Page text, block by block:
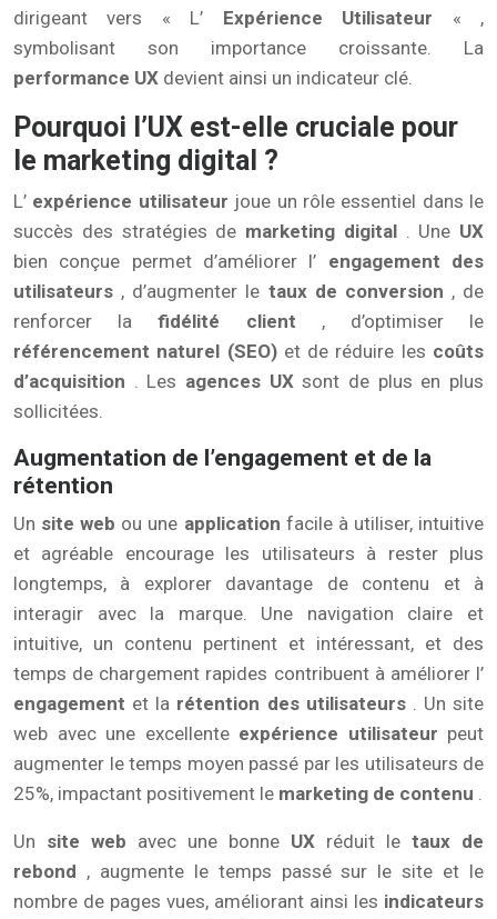
dirigeant vers « L’ Expérience Utilisateur « ,
symbolisant son importance croissante. La
performance UX devient ainsi un indicateur clé.
Pourquoi l’UX est-elle cruciale pour
le marketing digital ?
L’ expérience utilisateur joue un rôle essentiel dans le
succès des stratégies de marketing digital . Une UX
bien conçue permet d’améliorer l’ engagement des
utilisateurs , d’augmenter le taux de conversion , de
renforcer lafidélité client , d’optimiser le
référencement naturel (SEO) et de réduire les coûts
d’acquisition . Les agences UXsont de plus en plus
sollicitées.
Augmentation de l’engagement et de la
rétention
Un site web ou une application facile à utiliser, intuitive
et agréable encourage les utilisateurs à rester plus
longtemps, à explorer davantage de contenu et à
interagir avec la marque. Une navigation claire et
intuitive, un contenu pertinent et intéressant, et des
temps de chargement rapides contribuent à améliorer l’
engagement et la rétention des utilisateurs . Un site
web avec une excellente expérience utilisateur peut
augmenter le temps moyen passé par les utilisateurs de
25%, impactant positivement le marketing de contenu .
Un site web avec une bonne UX réduit le taux de
rebond , augmente le temps passé sur le site et le
nombre de pages vues, améliorant ainsi les indicateurs